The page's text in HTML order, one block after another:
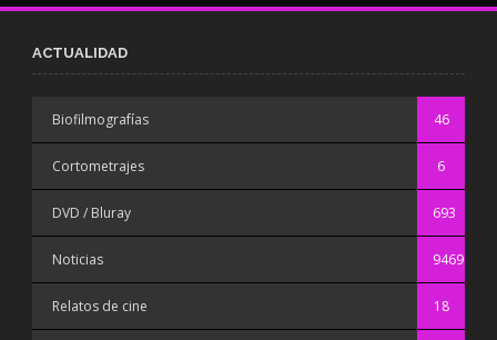
ACTUALIDAD
Biofilmografías 46
Cortometrajes 6
DVD / Bluray 693
Noticias 9469
Relatos de cine 18